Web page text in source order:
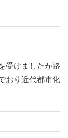
受けましたが路
おり近代都市化